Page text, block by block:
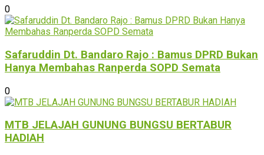
0
Safaruddin Dt. Bandaro Rajo : Bamus DPRD Bukan
Hanya Membahas Ranperda SOPD Semata
0
MTB JELAJAH GUNUNG BUNGSU BERTABUR
HADIAH